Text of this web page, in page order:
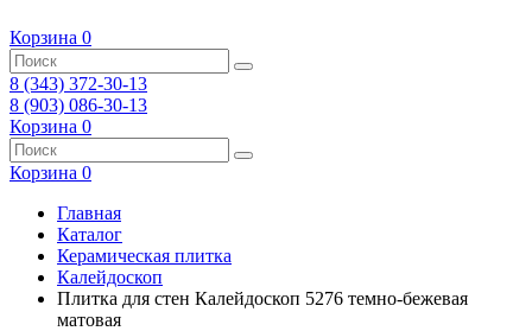
Корзина 0
8 (343) 372-30-13
8 (903) 086-30-13
Корзина 0
Корзина 0
Главная
Каталог
Керамическая плитка
Калейдоскоп
Плитка для стен Калейдоскоп 5276 темно-бежевая
матовая